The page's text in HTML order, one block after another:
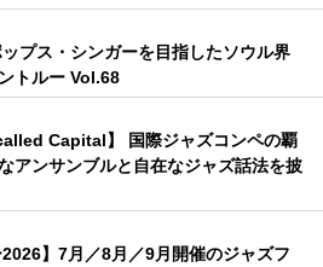
ップス・シンガーを目指したソウル界
トルー Vol.68
Capital】 国際ジャズコンペの覇
アンサンブルと自在なジャズ話法を披
2026】7月／8月／9月開催のジャズフ